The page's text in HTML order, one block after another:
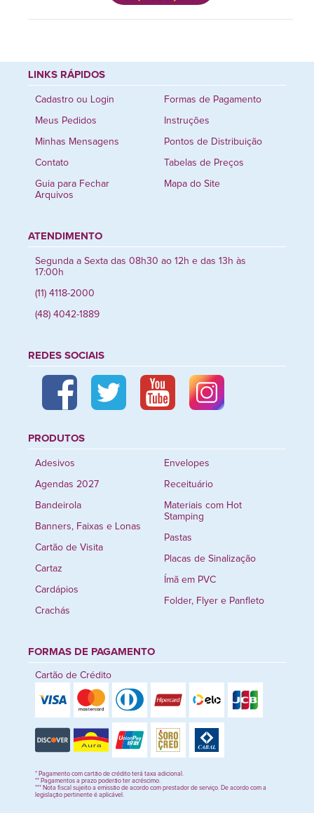
LINKS RÁPIDOS
Cadastro ou Login
Meus Pedidos
Minhas Mensagens
Contato
Guia para Fechar
Arquivos
Formas de Pagamento
Instruções
Pontos de Distribuição
Tabelas de Preços
Mapa do Site
ATENDIMENTO
Segunda a Sexta das 08h30 ao 12h e das 13h às
17:00h
(11) 4118-2000
(48) 4042-1889
REDES SOCIAIS
PRODUTOS
Adesivos
Agendas 2027
Bandeirola
Banners, Faixas e Lonas
Cartão de Visita
Cartaz
Cardápios
Crachás
Envelopes
Receituário
Materiais com Hot
Stamping
Pastas
Placas de Sinalização
Ímã em PVC
Folder, Flyer e Panfleto
FORMAS DE PAGAMENTO
Cartão de Crédito
* Pagamento com cartão de crédito terá taxa adicional.
** Pagamentos a prazo poderão ter acréscimo.
*** Nota fiscal sujeito a emissão de acordo com prestador de serviço. De acordo com a
legislação pertinente é aplicável.